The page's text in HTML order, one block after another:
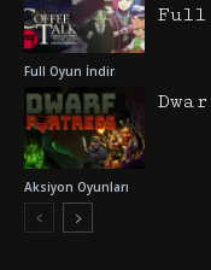
Full Oyun İndir
Full
Aksiyon Oyunları